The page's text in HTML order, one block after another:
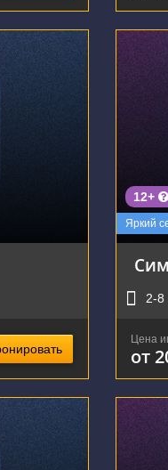
99
Яркий
12+
2-8
Цена
от